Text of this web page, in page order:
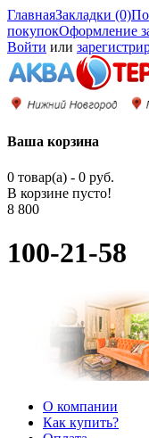
ГлавнаяЗакладки (0)
покупокОформление
Войти или
Ваша корзина
0 товар(а) - 0 руб.
В корзине пусто!
8 800
100-21-58
О компании
Как купить?